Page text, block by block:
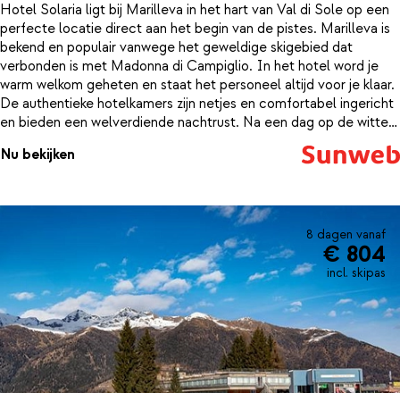
Hotel Solaria ligt bij Marilleva in het hart van Val di Sole op een
perfecte locatie direct aan het begin van de pistes. Marilleva is
bekend en populair vanwege het geweldige skigebied dat
verbonden is met Madonna di Campiglio. In het hotel word je
warm welkom geheten en staat het personeel altijd voor je klaar.
De authentieke hotelkamers zijn netjes en comfortabel ingericht
en bieden een welverdiende nachtrust. Na een dag op de witte
pistes is het heerlijk om nog even wat baantjes te trekken in het
binnenzwembad. Gastronomisch word je ook verwend; 's
Nu bekijken
8 dagen vanaf
€ 804
incl. skipas